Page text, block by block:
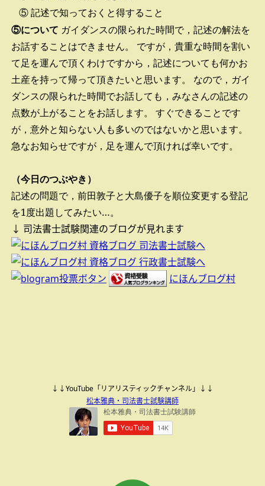
⑤記述で知っておくと得すること
⑤について ガイダンスの限られた時間で，記述の解法を
お話することはできません。
ですが，貴重な時間を割い
て足を運んで頂くわけですから，記述についても何かお
土産を持って帰って頂きたいと思います。
なので，ガイ
ダンスの限られた時間でお話しても，みなさんの記述の
点数が上がることをお話します。
すぐできることです
が，意外と知らない人も多いのではないかと思います。
急なお知らせですが，足を運んで頂ければ幸いです。
（今日のつぶやき）
記述の問題で，前田敦子と大島優子を順位変更する登記
を1度出題してみたい…。
↓ 司法書士試験関連のブログが見れます
にほんブログ村
↓↓YouTube「リアリスティックチャンネル」↓↓
松本雅典・司法書士試験講師